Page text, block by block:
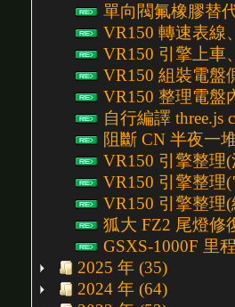
單向閥氟橡膠替
VR150 轉速表線
VR150 引擎上車
VR150 組裝電盤
VR150 整理電盤
自行編譯 three.js
阻斷 CN 半夜一
VR150 引擎整理(
VR150 引擎整理
VR150 引擎整理(
狐大 FZ2 尾燈修
GSXS-1000F 里
2025 年 (35)
2024 年 (64)